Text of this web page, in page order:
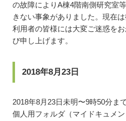
の故障によりA棟4階南側研究室
きない事象がありました。現在は
利用者の皆様には大変ご迷惑を
び申し上げます。
2018年8月23日
2018年8月23日未明〜9時50分ま
個人用フォルダ（マイドキュメ